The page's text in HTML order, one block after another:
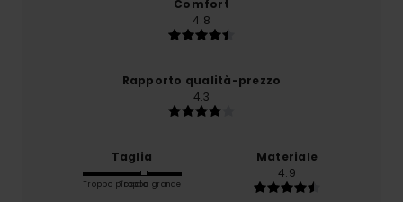
Comfort
4.8
Rapporto qualità-prezzo
4.3
Taglia
Troppo piccoloTroppo grande
Materiale
4.9